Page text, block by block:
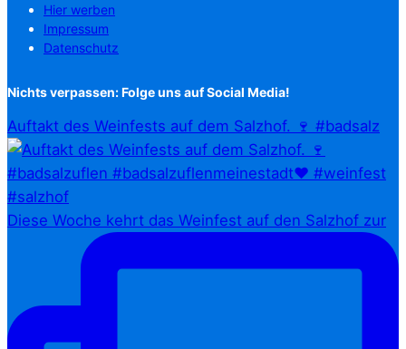
Hier werben
Impressum
Datenschutz
Nichts verpassen: Folge uns auf Social Media!
Auftakt des Weinfests auf dem Salzhof. 🍷 #badsalz
Diese Woche kehrt das Weinfest auf den Salzhof zur